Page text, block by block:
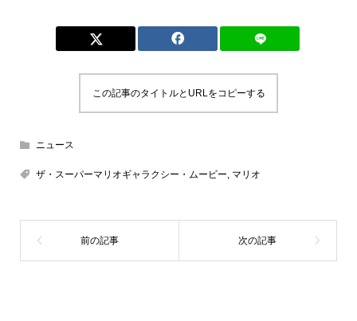
この記事のタイトルとURLをコピーする
ニュース
ザ・スーパーマリオギャラクシー・ムービー, マリオ